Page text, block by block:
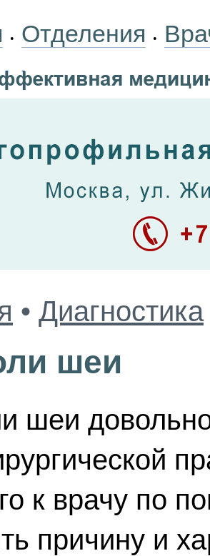
• Отделения •
• Диагностика
шеи
шеи
к врачу по
причину и